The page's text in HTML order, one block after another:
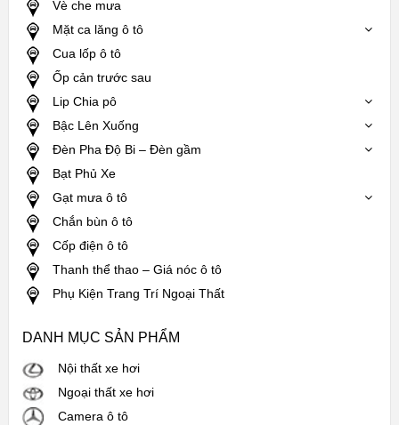
Vè che mưa
Mặt ca lăng ô tô
Cua lốp ô tô
Ốp cản trước sau
Lip Chia pô
Bậc Lên Xuống
Đèn Pha Độ Bi – Đèn gầm
Bạt Phủ Xe
Gạt mưa ô tô
Chắn bùn ô tô
Cốp điện ô tô
Thanh thể thao – Giá nóc ô tô
Phụ Kiện Trang Trí Ngoại Thất
DANH MỤC SẢN PHẨM
Nội thất xe hơi
Ngoại thất xe hơi
Camera ô tô